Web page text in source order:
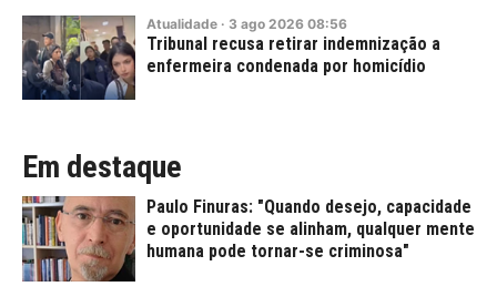
Atualidade · 3 ago 2026 08:56
Tribunal recusa retirar indemnização a
enfermeira condenada por homicídio
Em destaque
Paulo Finuras: "Quando desejo, capacidade
e oportunidade se alinham, qualquer mente
humana pode tornar-se criminosa"